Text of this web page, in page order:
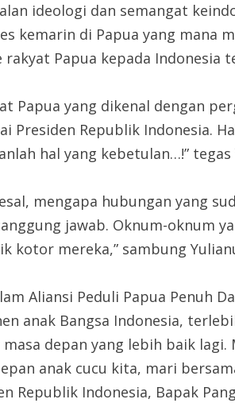
ideologi dan semangat
kemarin di Papua yang mana
rakyat Papua kepada
Papua yang dikenal dengan
Republik Indonesia.
hal yang kebetulan…!” tegas
mengapa hubungan yang
jawab. Oknum-oknum
kotor mereka,” sambung
Aliansi Peduli Papua Penuh
anak Bangsa Indonesia,
depan yang lebih baik
anak cucu kita, mari
Republik Indonesia, Bapak